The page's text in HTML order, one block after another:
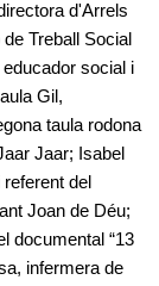
d'Arrels
Treball Social
social i
Gil,
taula rodona
Jaar; Isabel
del
Joan de Déu;
documental “13
infermera de